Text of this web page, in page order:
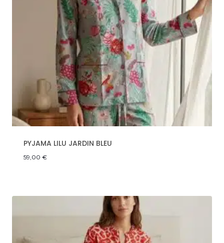
PYJAMA LILU JARDIN BLEU
59,00 €